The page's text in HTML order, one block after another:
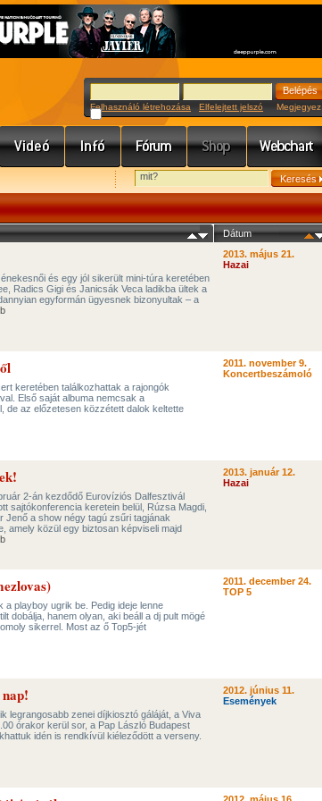
Felhasználó létrehozása Elfelejtett jelszó Megjegyez
Dátum
és egy jól sikerült mini-túra keretében
Radics Gigi és Janicsák Veca ladikba ültek a
egyformán ügyesnek bizonyultak – a
2013. május 21.
Hazai
keretében találkozhattak a rajongók
Első saját albuma nemcsak a
de az előzetesen közzétett dalok keltette
2011. november 9.
Koncertbeszámoló
2-án kezdődő Eurovíziós Dalfesztivál
sajtókonferencia keretein belül, Rúzsa Magdi,
Jenő a show négy tagú zsűri tagjának
amely közül egy biztosan képviseli majd
2013. január 12.
Hazai
playboy ugrik be. Pedig ideje lenne
dobálja, hanem olyan, aki beáll a dj pult mögé
sikerrel. Most az ő Top5-jét
2011. december 24.
TOP 5
legrangosabb zenei díjkiosztó gáláját, a Viva
órakor kerül sor, a Pap László Budapest
idén is rendkívül kiéleződött a verseny.
2012. június 11.
Események